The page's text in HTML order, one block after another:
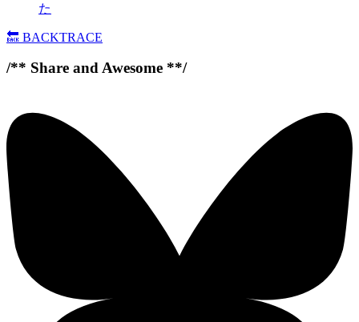
た
🔙 BACKTRACE
/** Share and Awesome **/